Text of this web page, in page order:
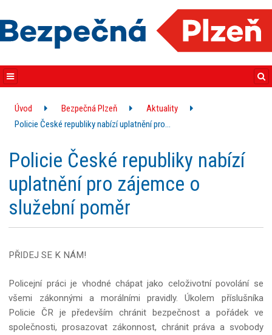
Úvod Bezpečná Plzeň
Aktuality
Policie České republiky nabízí uplatnění pro…
Policie České republiky nabízí
uplatnění pro zájemce o
služební poměr
PŘIDEJ SE K NÁM!
Policejní práci je vhodné chápat jako celoživotní povolání se
všemi zákonnými a morálními pravidly. Úkolem příslušníka
Policie ČR je především chránit bezpečnost a pořádek ve
společnosti, prosazovat zákonnost, chránit práva a svobody